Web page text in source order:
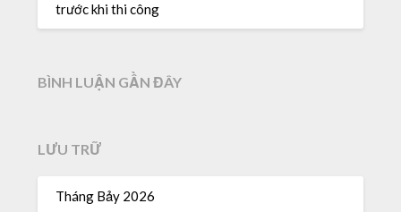
trước khi thi công
BÌNH LUẬN GẦN ĐÂY
LƯU TRỮ
Tháng Bảy 2026